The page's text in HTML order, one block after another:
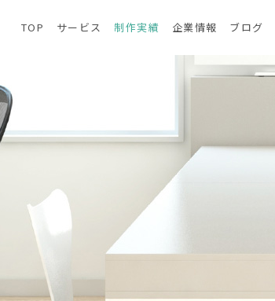
TOP サービス 制作実績 企業情報 ブログ